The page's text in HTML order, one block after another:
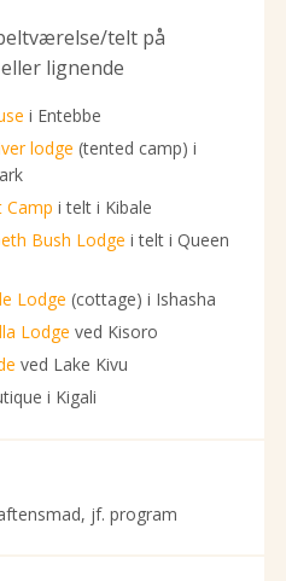
telt på
lignende
i Entebbe
lodge (tented camp) i
Camp i telt i Kibale
Bush Lodge i telt i Queen
Lodge (cottage) i Ishasha
Lodge ved Kisoro
ved Lake Kivu
i Kigali
jf. program